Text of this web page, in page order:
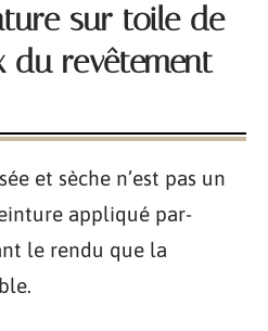
sur toile de
du revêtement
et sèche n’est pas un
appliqué par-
le rendu que la